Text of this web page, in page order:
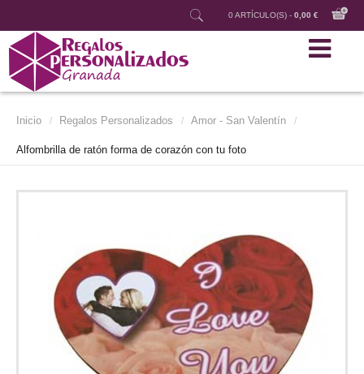
0 ARTÍCULO(S) - 0,00 €
Inicio / Regalos Personalizados / Amor - San Valentín /
Alfombrilla de ratón forma de corazón con tu foto